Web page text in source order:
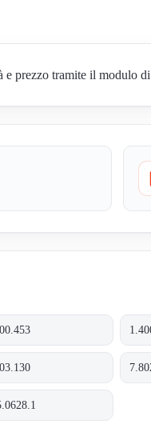
prezzo tramite il modulo di